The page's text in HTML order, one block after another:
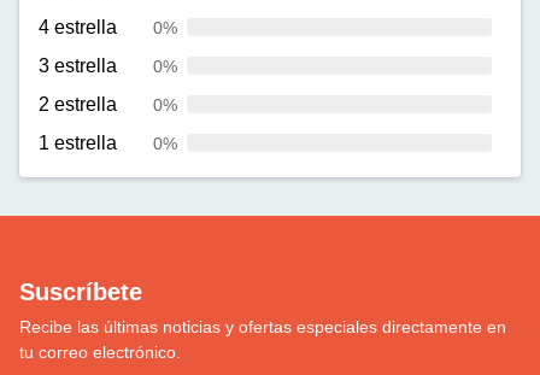
4 estrella 0%
3 estrella 0%
2 estrella 0%
1 estrella 0%
Suscríbete
Recibe las últimas noticias y ofertas especiales directamente en
tu correo electrónico.